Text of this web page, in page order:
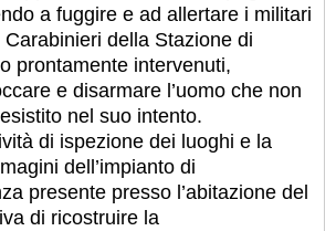
a fuggire e ad allertare i militari
Carabinieri della Stazione di
prontamente intervenuti,
e disarmare l’uomo che non
nel suo intento.
di ispezione dei luoghi e la
dell’impianto di
presente presso l’abitazione del
di ricostruire la